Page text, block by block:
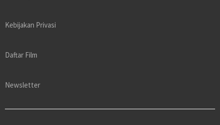
Kebijakan Privasi
Daftar Film
Newsletter